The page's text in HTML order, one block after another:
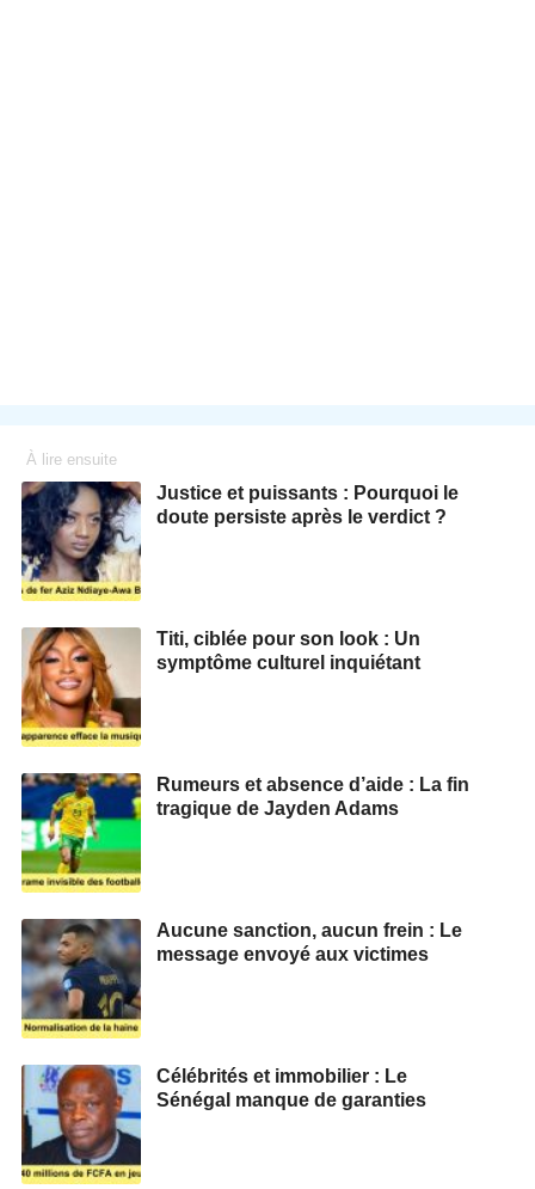
À lire ensuite
Justice et puissants : Pourquoi le
doute persiste après le verdict ?
Titi, ciblée pour son look : Un
symptôme culturel inquiétant
Rumeurs et absence d’aide : La fin
tragique de Jayden Adams
Aucune sanction, aucun frein : Le
message envoyé aux victimes
Célébrités et immobilier : Le
Sénégal manque de garanties